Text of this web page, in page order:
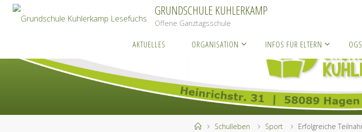
Zum
GRUNDSCHULE KUHLERKAMP
Offene Ganztagsschule
AKTUELLES ORGANISATION INFOS FÜR ELTERN OGS
StartSchulleben Sport
Erfolgreiche